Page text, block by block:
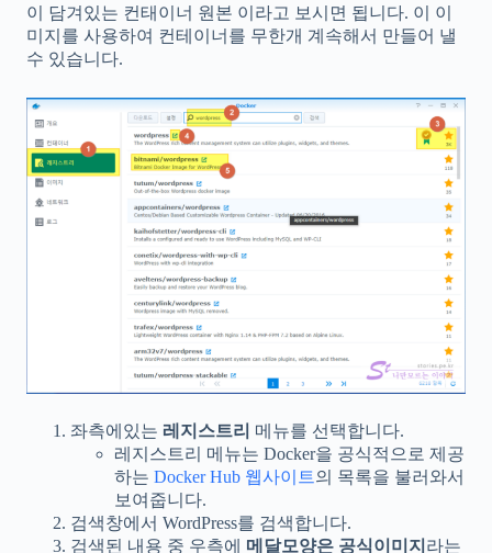
이 담겨있는 컨태이너 원본 이라고 보시면 됩니다. 이 이
미지를 사용하여 컨테이너를 무한개 계속해서 만들어 낼
수 있습니다.
좌측에있는 레지스트리 메뉴를 선택합니다.
레지스트리 메뉴는 Docker을 공식적으로 제공
하는 Docker Hub 웹사이트의 목록을 불러와서
보여줍니다.
검색창에서 WordPress를 검색합니다.
검색된 내용 중 우측에 메달모양은 공식이미지 라는